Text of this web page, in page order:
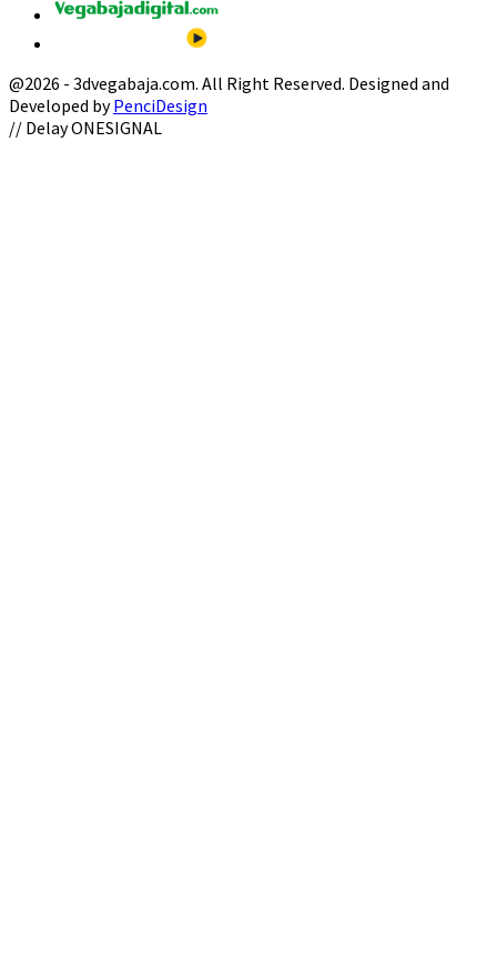
@2026 - 3dvegabaja.com. All Right Reserved. Designed and
Developed byPenciDesign
Facebook
Twitter
Instagram
Youtube
Email
// Delay ONESIGNAL